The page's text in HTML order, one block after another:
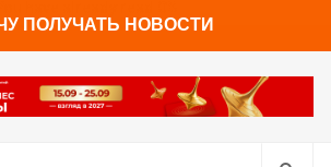
ПОЛУЧАТЬ НОВОСТИ